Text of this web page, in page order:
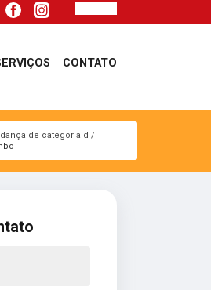
CONTATO
de categoria d